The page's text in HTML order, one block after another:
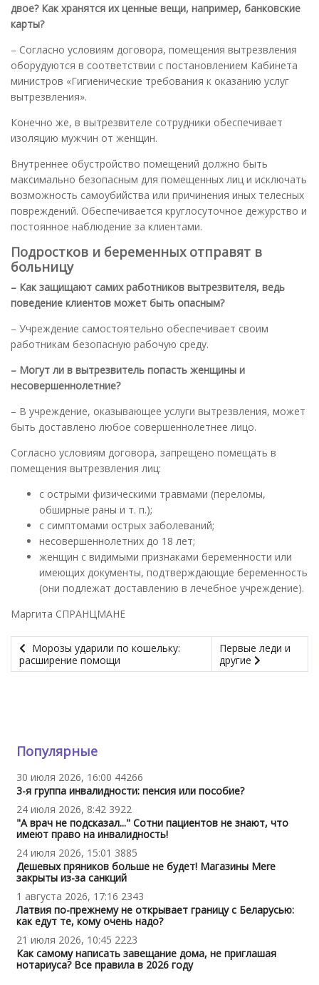
двое? Как хранятся их ценные вещи, например, банковские
карты?
– Согласно условиям договора, помещения вытрезвления
оборудуются в соответствии с постановлением Кабинета
министров «Гигиенические требования к оказанию услуг
вытрезвления».
Конечно же, в вытрезвителе сотрудники обеспечивает
изоляцию мужчин от женщин.
Внутреннее обустройство помещений должно быть
максимально безопасным для помещенных лиц и исключать
возможность самоубийства или причинения иных телесных
повреждений. Обеспечивается круглосуточное дежурство и
постоянное наблюдение за клиентами.
Подростков и беременных отправят в
больницу
– Как защищают самих работников вытрезвителя, ведь
поведение клиентов может быть опасным?
– Учреждение самостоятельно обеспечивает своим
работникам безопасную рабочую среду.
– Могут ли в вытрезвитель попасть женщины и
несовершеннолетние?
– В учреждение, оказывающее услуги вытрезвления, может
быть доставлено любое совершеннолетнее лицо.
Согласно условиям договора, запрещено помещать в
помещения вытрезвления лиц:
с острыми физическими травмами (переломы,
обширные раны и т. п.);
с симптомами острых заболеваний;
несовершеннолетних до 18 лет;
женщин с видимыми признаками беременности или
имеющих документы, подтверждающие беременность
(они подлежат доставлению в лечебное учреждение).
Маргита СПРАНЦМАНЕ
Морозы ударили по кошельку:
расширение помощи
Первые леди и
другие
Популярные
30 июля 2026, 16:00 44266
3-я группа инвалидности: пенсия или пособие?
24 июля 2026, 8:42 3922
"А врач не подсказал..." Сотни пациентов не знают, что
имеют право на инвалидность!
24 июля 2026, 15:01 3885
Дешевых пряников больше не будет! Магазины Mere
закрыты из-за санкций
1 августа 2026, 17:16 2343
Латвия по-прежнему не открывает границу с Беларусью:
как едут те, кому очень надо?
21 июля 2026, 10:45 2223
Как самому написать завещание дома, не приглашая
нотариуса? Все правила в 2026 году